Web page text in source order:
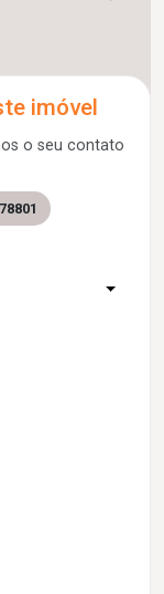
imóvel
o seu contato